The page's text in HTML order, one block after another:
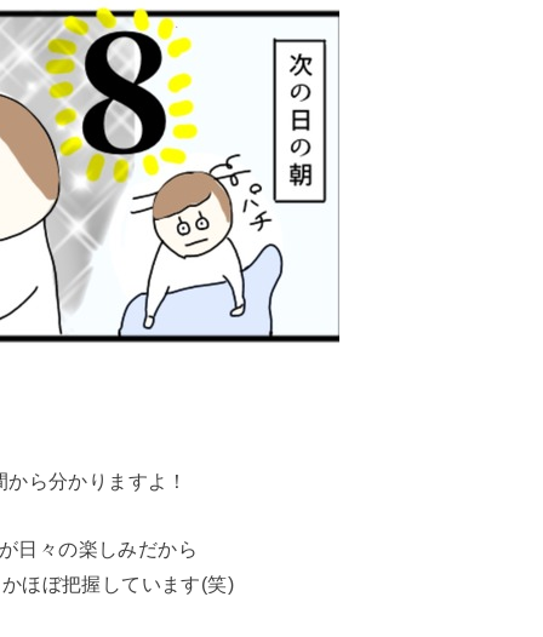
ら分かりますよ！
日々の楽しみだから
ほぼ把握しています(笑)